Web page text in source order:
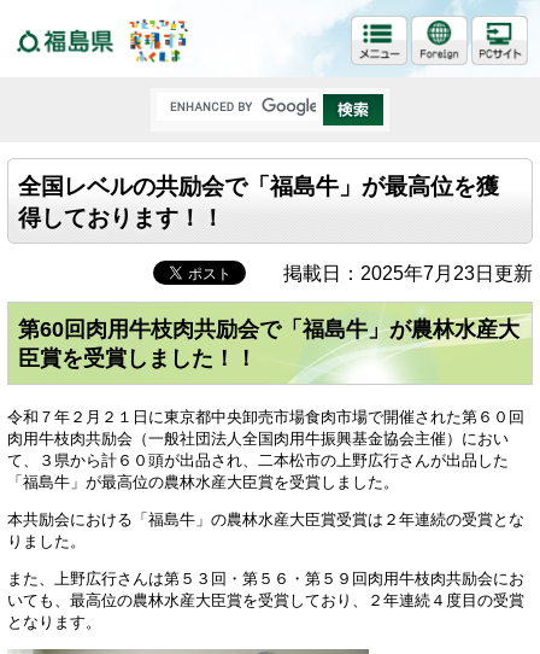
全国レベルの共励会で「福島牛」が最高位を獲
得しております！！
掲載日：2025年7月23日更新
第60回肉用牛枝肉共励会で「福島牛」が農林水産大
臣賞を受賞しました！！
令和７年２月２１日に東京都中央卸売市場食肉市場で開催された第６０回
肉用牛枝肉共励会（一般社団法人全国肉用牛振興基金協会主催）におい
て、３県から計６０頭が出品され、二本松市の上野広行さんが出品した
「福島牛」が最高位の農林水産大臣賞を受賞しました。
本共励会における「福島牛」の農林水産大臣賞受賞は２年連続の受賞とな
りました。
また、上野広行さんは第５３回・第５６・第５９回肉用牛枝肉共励会にお
いても、最高位の農林水産大臣賞を受賞しており、２年連続４度目の受賞
となります。